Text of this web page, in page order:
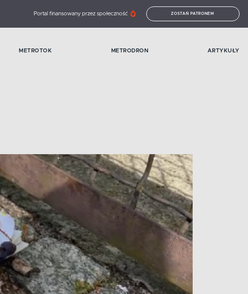
Portal finansowany przez społeczność ZOSTAŃ PATRONEM
METROTOK METRODRON ARTYKUŁY